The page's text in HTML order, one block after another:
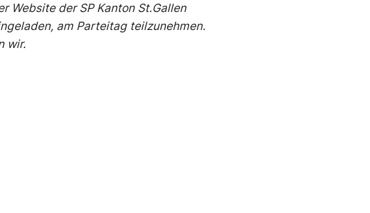
Website der SP Kanton St.Gallen
am Parteitag teilzunehmen.
wir.